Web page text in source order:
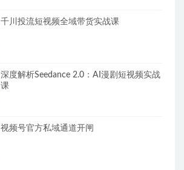
千川投流短视频全域带货实战课
深度解析Seedance 2.0：AI漫剧短视频实战
课
视频号官方私域通道开闸